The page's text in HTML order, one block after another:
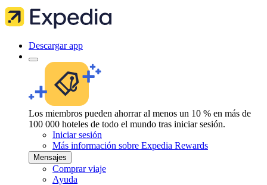
Descargar app
Los miembros pueden ahorrar al menos un 10 % en más de
100 000 hoteles de todo el mundo tras iniciar sesión.
Iniciar sesión
Más información sobre Expedia Rewards
Mensajes
Comprar viaje
Ayuda